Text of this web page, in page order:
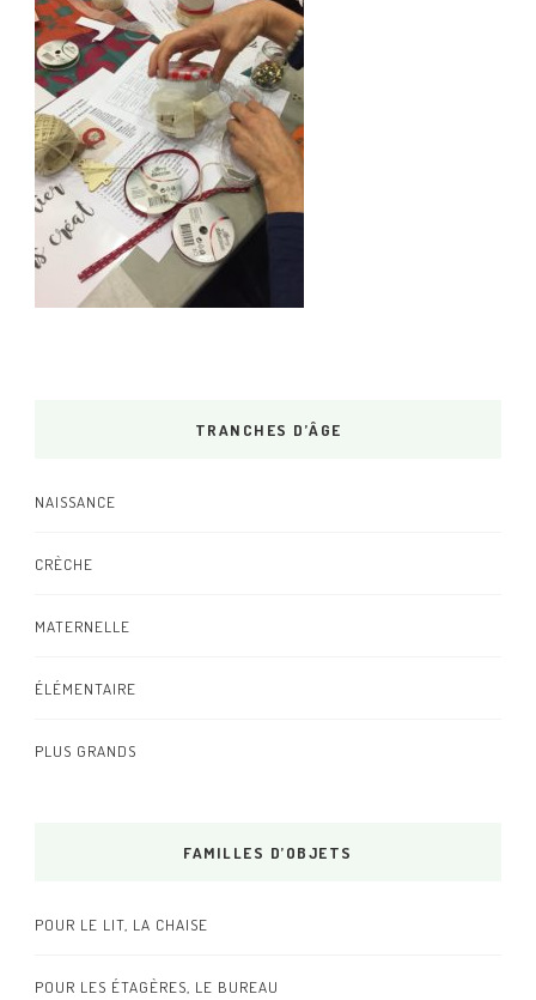
TRANCHES D’ÂGE
NAISSANCE
CRÈCHE
MATERNELLE
ÉLÉMENTAIRE
PLUS GRANDS
FAMILLES D’OBJETS
POUR LE LIT, LA CHAISE
POUR LES ÉTAGÈRES, LE BUREAU